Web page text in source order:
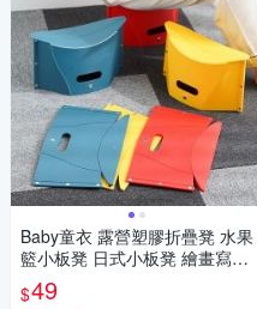
Baby童衣 露營塑膠折疊凳 水果
籃小板凳 日式小板凳 繪畫寫生
便攜塑膠凳 11304
$49